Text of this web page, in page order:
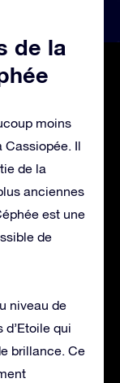
de la
moins
Cassiopée. Il
de la
anciennes
est une
de
niveau de
d’Etoile qui
brillance. Ce